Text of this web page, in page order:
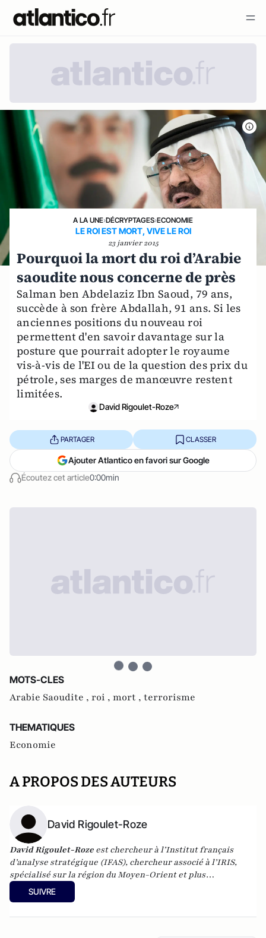
A LA UNE›DÉCRYPTAGES›ECONOMIE
LE ROI EST MORT, VIVE LE ROI
23 janvier 2015
Pourquoi la mort du roi d’Arabie
saoudite nous concerne de près
Salman ben Abdelaziz Ibn Saoud, 79 ans,
succède à son frère Abdallah, 91 ans. Si les
anciennes positions du nouveau roi
permettent d'en savoir davantage sur la
posture que pourrait adopter le royaume
vis-à-vis de l'EI ou de la question des prix du
pétrole, ses marges de manœuvre restent
limitées.
David Rigoulet-Roze
Écoutez cet article0:00min
PARTAGER CLASSER
Ajouter Atlantico en favori sur Google
MOTS-CLES
Arabie Saoudite , roi , mort , terrorisme
THEMATIQUES
Economie
A PROPOS DES AUTEURS
David Rigoulet-Roze
David Rigoulet-Roze est chercheur à l’Institut français
d’analyse stratégique (IFAS), chercheur associé à l’IRIS,
spécialisé sur la région du Moyen-Orient et plus
particulièrement la péninsule arabique. Docteur en
Sciences politiques, David Rigoulet-Roze est enseignant et
SUIVRE